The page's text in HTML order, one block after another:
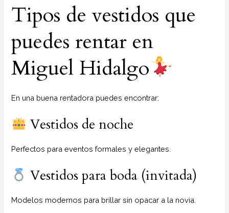
Tipos de vestidos que
puedes rentar en
Miguel Hidalgo
En una buena rentadora puedes encontrar:
Vestidos de noche
Perfectos para eventos formales y elegantes.
Vestidos para boda (invitada)
Modelos modernos para brillar sin opacar a la novia.